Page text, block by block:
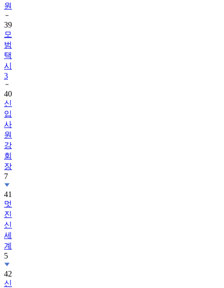
원
39
모
범
택
시
3
40
신
입
사
원
강
회
장
7
41
멋
진
신
세
계
5
42
신